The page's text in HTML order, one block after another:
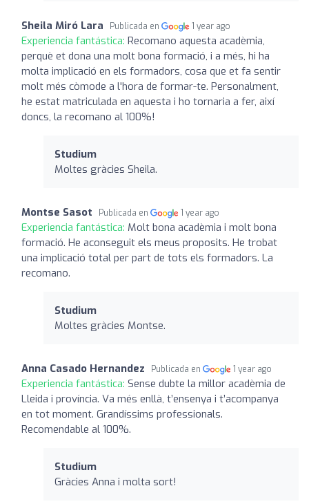
Sheila Miró Lara Publicada en 1 year ago
Experiencia fantástica: Recomano aquesta acadèmia,
perquè et dona una molt bona formació, i a més, hi ha
molta implicació en els formadors, cosa que et fa sentir
molt més còmode a l'hora de formar-te. Personalment,
he estat matriculada en aquesta i ho tornaria a fer, així
doncs, la recomano al 100%!
Studium
Moltes gràcies Sheila.
Montse Sasot Publicada en 1 year ago
Experiencia fantástica: Molt bona acadèmia i molt bona
formació. He aconseguit els meus proposits. He trobat
una implicació total per part de tots els formadors. La
recomano.
Studium
Moltes gràcies Montse.
Anna Casado Hernandez Publicada en 1 year ago
Experiencia fantástica: Sense dubte la millor acadèmia de
Lleida i província. Va més enllà, t’ensenya i t’acompanya
en tot moment. Grandíssims professionals.
Recomendable al 100%.
Studium
Gràcies Anna i molta sort!